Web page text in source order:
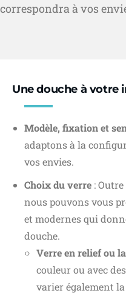
correspondra à vos
Une douche à votre
Modèle, fixation et
adaptons à la
vos envies.
Choix du verre :
nous pouvons vous
et modernes qui
douche.
Verre en relief ou
couleur ou avec
varier également